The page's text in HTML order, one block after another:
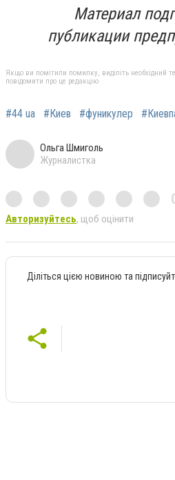
Материал
публикации
Якщо ви помітили помилку, виділіть необхідний
повідомити про це редакцію
#44 ua #Киев #фуникулер
Ольга Шмиголь
Журналистка
Авторизуйтесь, щоб оцінити
Діліться цією новиною та